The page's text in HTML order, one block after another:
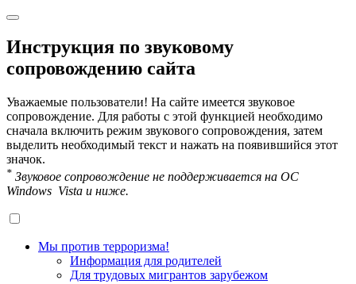
Инструкция по звуковому
сопровождению сайта
Уважаемые пользователи! На сайте имеется звуковое
сопровождение. Для работы с этой функцией необходимо
сначала включить режим звукового сопровождения, затем
выделить необходимый текст и нажать на появившийся этот
значок.
* Звуковое сопровождение не поддерживается на OC
Windows Vista и ниже.
Мы против терроризма!
Информация для родителей
Для трудовых мигрантов зарубежом